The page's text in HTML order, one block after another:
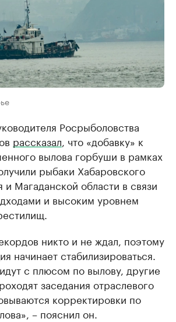
Росрыболовства
рассказал, что «добавку» к
вылова горбуши в рамках
рыбаки Хабаровского
Магаданской области в связи
и высоким уровнем
никто и не ждал, поэтому
начинает стабилизироваться.
с плюсом по вылову, другие
заседания отраслевого
корректировки по
– пояснил он.